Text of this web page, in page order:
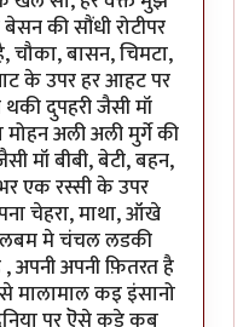
की सौंधी रोटीपर
चौका, बासन, चिमटा,
के उपर हर आहट पर
दुपहरी जैसी मॉ
अली अली मुर्गे की
मॉ बीबी, बेटी, बहन,
एक रस्सी के उपर
चेहरा, माथा, ऑखे
मे चंचल लडकी
अपनी अपनी फ़ितरत है
मालामाल कइ इंसानो